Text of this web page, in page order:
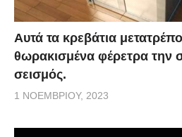
Αυτά τα κρεβάτια
θωρακισμένα φέρετρα την
σεισμός.
1 ΝΟΕΜΒΡΊΟΥ, 2023